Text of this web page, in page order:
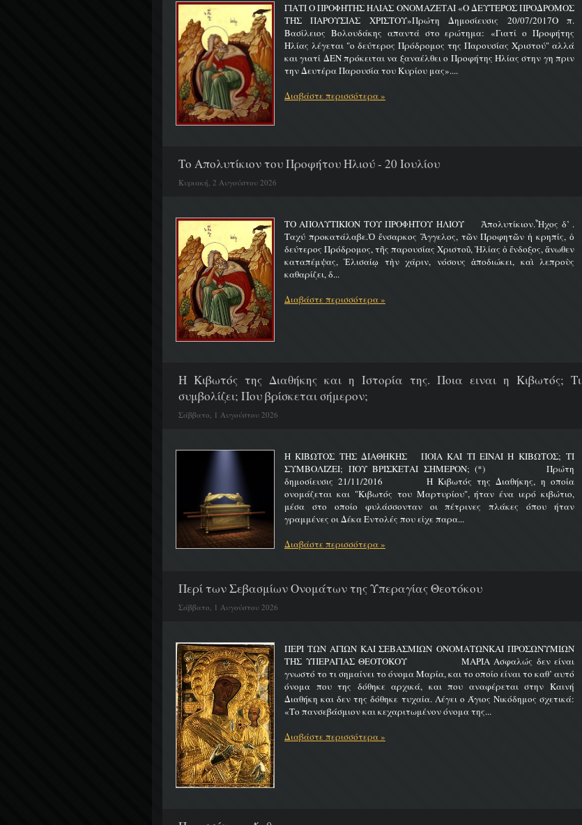
ΓΙΑΤΙ Ο ΠΡΟΦΗΤΗΣ ΗΛΙΑΣ ΟΝΟΜΑΖΕΤΑΙ «Ο ΔΕΥΤΕΡΟΣ ΠΡΟΔΡΟΜΟΣ
ΤΗΣ ΠΑΡΟΥΣΙΑΣ ΧΡΙΣΤΟΥ»Πρώτη Δημοσίευσις 20/07/2017Ο π.
Βασίλειος Βολουδάκης απαντά στο ερώτημα: «Γιατί ο Προφήτης
Ηλίας λέγεται "ο δεύτερος Πρόδρομος της Παρουσίας Χριστού" αλλά
και γιατί ΔΕΝ πρόκειται να ξαναέλθει ο Προφήτης Ηλίας στην γη πριν
την Δευτέρα Παρουσία του Κυρίου μας»....
Διαβάστε περισσότερα »
Το Απολυτίκιον του Προφήτου Ηλιού - 20 Ιουλίου
Κυριακή, 2 Αυγούστου 2026
ΤΟ ΑΠΟΛΥΤΙΚΙΟΝ ΤΟΥ ΠΡΟΦΗΤΟΥ ΗΛΙΟΥ Ἀπολυτίκιον.Ἦχος δ’ .
Ταχύ προκατάλαβε.Ὁ ἔνσαρκος Ἄγγελος, τῶν Προφητῶν ἡ κρηπίς, ὁ
δεύτερος Πρόδρομος, τῆς παρουσίας Χριστοῦ, Ἠλίας ὁ ἔνδοξος, ἄνωθεν
καταπέμψας, Ἐλισαίῳ τὴν χάριν, νόσους ἀποδιώκει, καὶ λεπροὺς
καθαρίζει, δ...
Διαβάστε περισσότερα »
H Κιβωτός της Διαθήκης και η Ιστορία της. Ποια ειναι η Κιβωτός; Τι
συμβολίζει; Που βρίσκεται σήμερον;
Σάββατο, 1 Αυγούστου 2026
Η ΚΙΒΩΤΟΣ ΤΗΣ ΔΙΑΘΗΚΗΣ ΠΟΙΑ ΚΑΙ ΤΙ ΕΙΝΑΙ Η ΚΙΒΩΤΟΣ; ΤΙ
ΣΥΜΒΟΛΙΖΕΙ; ΠΟΥ ΒΡΙΣΚΕΤΑΙ ΣΗΜΕΡΟΝ; (*) Πρώτη
δημοσίευσις 21/11/2016 Η Κιβωτός της Διαθήκης, η οποία
ονομάζεται και "Κιβωτός του Μαρτυρίου", ήταν ένα ιερό κιβώτιο,
μέσα στο οποίο φυλάσσονταν οι πέτρινες πλάκες όπου ήταν
γραμμένες οι Δέκα Εντολές που είχε παρα...
Διαβάστε περισσότερα »
Περί των Σεβασμίων Ονομάτων της Υπεραγίας Θεοτόκου
Σάββατο, 1 Αυγούστου 2026
ΠΕΡΙ ΤΩΝ ΑΓΙΩΝ ΚΑΙ ΣΕΒΑΣΜΙΩΝ ΟΝΟΜΑΤΩΝΚΑΙ ΠΡΟΣΩΝΥΜΙΩΝ
ΤΗΣ ΥΠΕΡΑΓΙΑΣ ΘΕΟΤΟΚΟΥ ΜΑΡΙΑ Ασφαλώς δεν είναι
γνωστό το τι σημαίνει το όνομα Μαρία, και το οποίο είναι το καθ’ αυτό
όνομα που της δόθηκε αρχικά, και που αναφέρεται στην Καινή
Διαθήκη και δεν της δόθηκε τυχαία. Λέγει ο Άγιος Νικόδημος σχετικά:
«Το πανσεβάσμιον και κεχαριτωμένον όνομα της...
Διαβάστε περισσότερα »